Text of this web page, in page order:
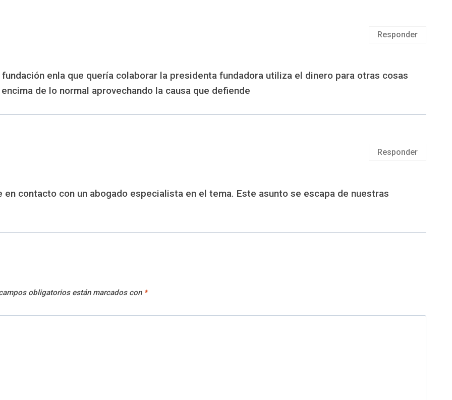
enla que quería colaborar la presidenta fundadora utiliza el dinero para otras cosas
de lo normal aprovechando la causa que defiende
Responder
contacto con un abogado especialista en el tema. Este asunto se escapa de nuestras
Responder
obligatorios están marcados con *